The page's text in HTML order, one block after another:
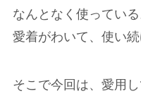
なんとなく使ってい
愛着がわいて、使い
そこで今回は、愛用